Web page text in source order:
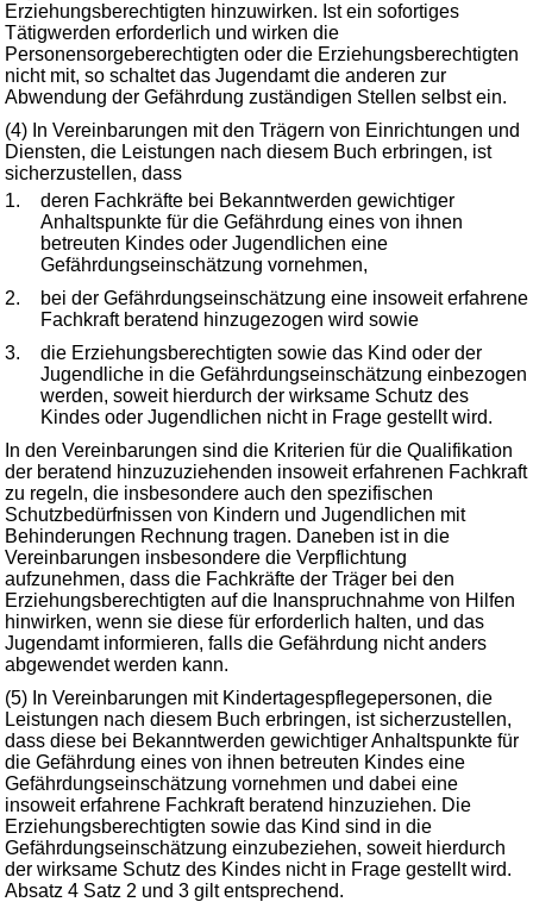
Erziehungsberechtigten hinzuwirken. Ist ein sofortiges
Tätigwerden erforderlich und wirken die
Personensorgeberechtigten oder die Erziehungsberechtigten
nicht mit, so schaltet das Jugendamt die anderen zur
Abwendung der Gefährdung zuständigen Stellen selbst ein.
(4) In Vereinbarungen mit den Trägern von Einrichtungen und
Diensten, die Leistungen nach diesem Buch erbringen, ist
sicherzustellen, dass
1.
deren Fachkräfte bei Bekanntwerden gewichtiger
Anhaltspunkte für die Gefährdung eines von ihnen
betreuten Kindes oder Jugendlichen eine
Gefährdungseinschätzung vornehmen,
2.
bei der Gefährdungseinschätzung eine insoweit erfahrene
Fachkraft beratend hinzugezogen wird sowie
3.
die Erziehungsberechtigten sowie das Kind oder der
Jugendliche in die Gefährdungseinschätzung einbezogen
werden, soweit hierdurch der wirksame Schutz des
Kindes oder Jugendlichen nicht in Frage gestellt wird.
In den Vereinbarungen sind die Kriterien für die Qualifikation
der beratend hinzuzuziehenden insoweit erfahrenen Fachkraft
zu regeln, die insbesondere auch den spezifischen
Schutzbedürfnissen von Kindern und Jugendlichen mit
Behinderungen Rechnung tragen. Daneben ist in die
Vereinbarungen insbesondere die Verpflichtung
aufzunehmen, dass die Fachkräfte der Träger bei den
Erziehungsberechtigten auf die Inanspruchnahme von Hilfen
hinwirken, wenn sie diese für erforderlich halten, und das
Jugendamt informieren, falls die Gefährdung nicht anders
abgewendet werden kann.
(5) In Vereinbarungen mit Kindertagespflegepersonen, die
Leistungen nach diesem Buch erbringen, ist sicherzustellen,
dass diese bei Bekanntwerden gewichtiger Anhaltspunkte für
die Gefährdung eines von ihnen betreuten Kindes eine
Gefährdungseinschätzung vornehmen und dabei eine
insoweit erfahrene Fachkraft beratend hinzuziehen. Die
Erziehungsberechtigten sowie das Kind sind in die
Gefährdungseinschätzung einzubeziehen, soweit hierdurch
der wirksame Schutz des Kindes nicht in Frage gestellt wird.
Absatz 4 Satz 2 und 3 gilt entsprechend.